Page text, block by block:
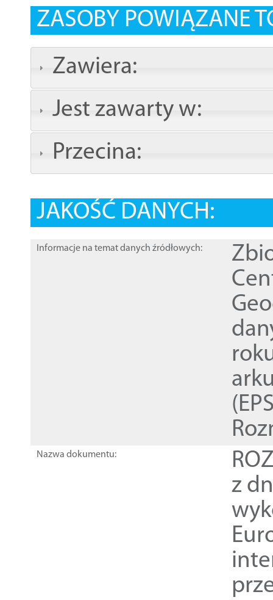
ZASOBY POWIĄZANE
Zawiera:
Jest zawarty w:
Przecina:
JAKOŚĆ DANYCH:
Informacje na temat danych źródłowych:
Nazwa dokumentu:
z